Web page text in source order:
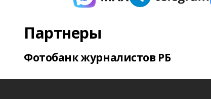
Партнеры
Фотобанк журналистов РБ